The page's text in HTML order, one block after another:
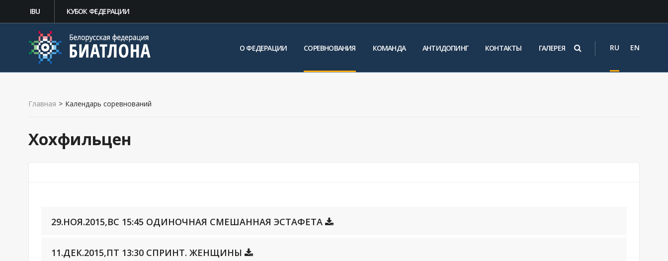
IBU КУБОК ФЕДЕРАЦИИ
О ФЕДЕРАЦИИ СОРЕВНОВАНИЯ КОМАНДА АНТИДОПИНГ КОНТАКТЫ ГАЛЕРЕЯ RU EN
Главная > Календарь соревнований
Хохфильцен
29.НОЯ.2015,ВС 15:45 ОДИНОЧНАЯ СМЕШАННАЯ ЭСТАФЕТА
11.ДЕК.2015,ПТ 13:30 СПРИНТ. ЖЕНЩИНЫ